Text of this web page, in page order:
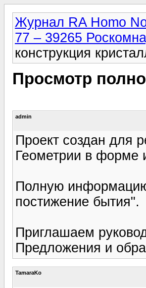
Журнал RA Homo
77 – 39265
конструкция
Просмотр
admin
Проект создан для
Геометрии в форме
Полную
постижение бытия".
Приглашаем
Предложения и
TamaraKo